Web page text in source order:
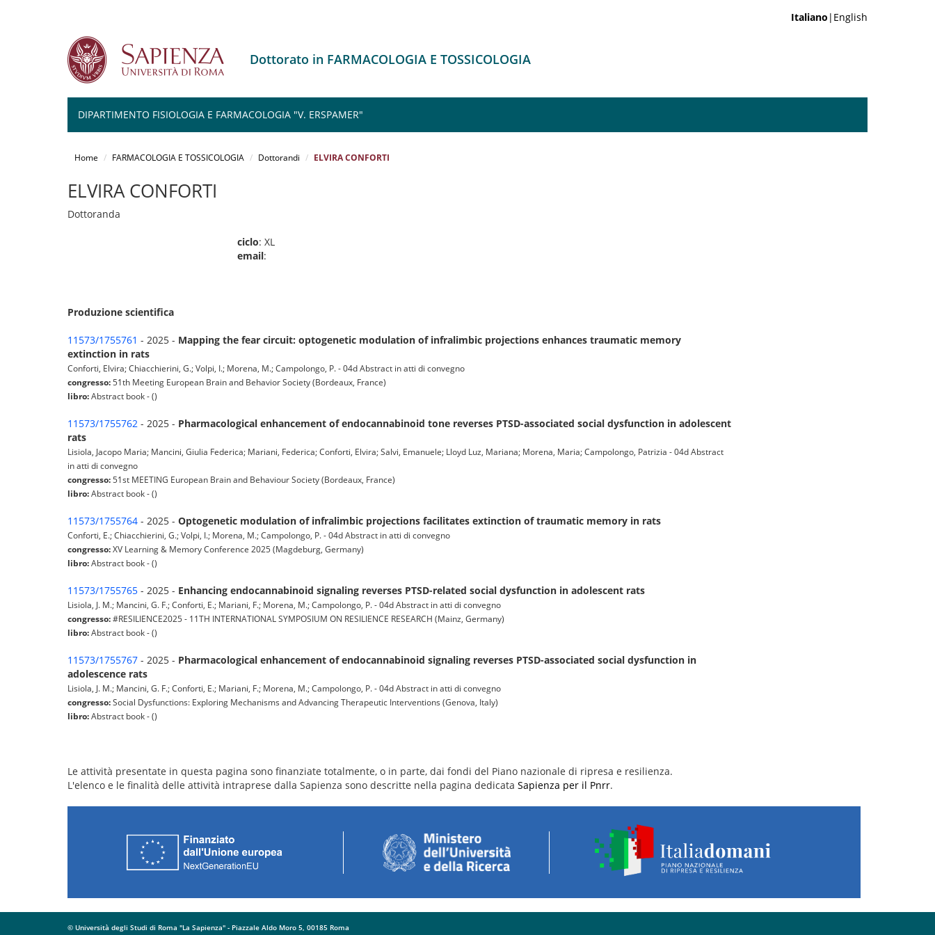
Italiano |English
Dottorato in FARMACOLOGIA E TOSSICOLOGIA
DIPARTIMENTO FISIOLOGIA E FARMACOLOGIA "V. ERSPAMER"
Home FARMACOLOGIA E TOSSICOLOGIA Dottorandi ELVIRA CONFORTI
ELVIRA CONFORTI
Dottoranda
ciclo: XL
email:
Produzione scientifica
11573/1755761 - 2025 - Mapping the fear circuit: optogenetic modulation of infralimbic projections enhances traumatic memory
extinction in rats
Conforti, Elvira; Chiacchierini, G.; Volpi, I.; Morena, M.; Campolongo, P. - 04d Abstract in atti di convegno
congresso: 51th Meeting European Brain and Behavior Society (Bordeaux, France)
libro:Abstract book - ()
11573/1755762 - 2025 - Pharmacological enhancement of endocannabinoid tone reverses PTSD-associated social dysfunction in adolescent
rats
Lisiola, Jacopo Maria; Mancini, Giulia Federica; Mariani, Federica; Conforti, Elvira; Salvi, Emanuele; Lloyd Luz, Mariana; Morena, Maria; Campolongo, Patrizia - 04d Abstract
in atti di convegno
congresso: 51st MEETING European Brain and Behaviour Society (Bordeaux, France)
libro:Abstract book - ()
11573/1755764 - 2025 - Optogenetic modulation of infralimbic projections facilitates extinction of traumatic memory in rats
Conforti, E.; Chiacchierini, G.; Volpi, I.; Morena, M.; Campolongo, P. - 04d Abstract in atti di convegno
congresso:XV Learning & Memory Conference 2025 (Magdeburg, Germany)
libro:Abstract book - ()
11573/1755765 - 2025 - Enhancing endocannabinoid signaling reverses PTSD-related social dysfunction in adolescent rats
Lisiola, J. M.; Mancini, G. F.; Conforti, E.; Mariani, F.; Morena, M.; Campolongo, P. - 04d Abstract in atti di convegno
congresso:#RESILIENCE2025 - 11TH INTERNATIONAL SYMPOSIUM ON RESILIENCE RESEARCH (Mainz, Germany)
libro:Abstract book - ()
11573/1755767 - 2025 - Pharmacological enhancement of endocannabinoid signaling reverses PTSD-associated social dysfunction in
adolescence rats
Lisiola, J. M.; Mancini, G. F.; Conforti, E.; Mariani, F.; Morena, M.; Campolongo, P. - 04d Abstract in atti di convegno
congresso:Social Dysfunctions: Exploring Mechanisms and Advancing Therapeutic Interventions (Genova, Italy)
libro:Abstract book - ()
Le attività presentate in questa pagina sono finanziate totalmente, o in parte, dai fondi del Piano nazionale di ripresa e resilienza.
L'elenco e le finalità delle attività intraprese dalla Sapienza sono descritte nella pagina dedicata Sapienza per il Pnrr.
© Università degli Studi di Roma "La Sapienza" - Piazzale Aldo Moro 5, 00185 Roma